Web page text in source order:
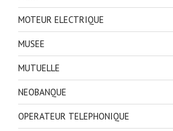
MOTEUR ELECTRIQUE
MUSEE
MUTUELLE
NEOBANQUE
OPERATEUR TELEPHONIQUE